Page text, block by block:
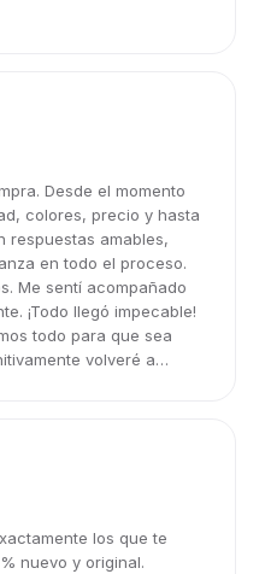
Desde el momento
colores, precio y hasta
respuestas amables,
en todo el proceso.
Me sentí acompañado
¡Todo llegó impecable!
todo para que sea
volveré a
los que te
nuevo y original.